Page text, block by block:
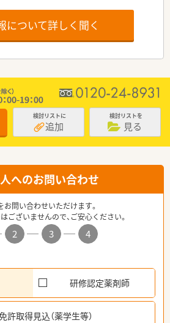
について詳しく聞く
検討リストに
追加
検討リストを
見る
へのお問い合わせ
問い合わせいただけます。
ございませんので、ご安心ください。
2 3
4
研修認定薬剤師
許取得見込（薬学生等）